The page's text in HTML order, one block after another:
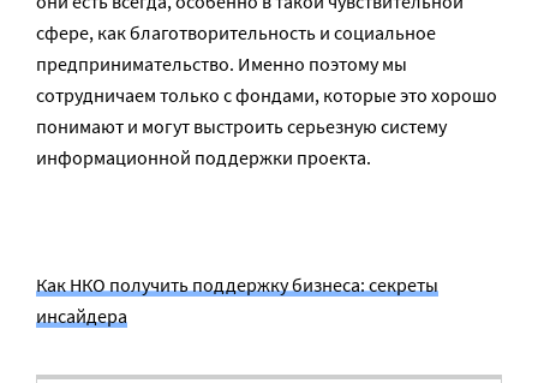
сфере, как благотворительность и социальное
предпринимательство. Именно поэтому мы
сотрудничаем только с фондами, которые это хорошо
понимают и могут выстроить серьезную систему
информационной поддержки проекта.
Как НКО получить поддержку бизнеса: секреты
инсайдера